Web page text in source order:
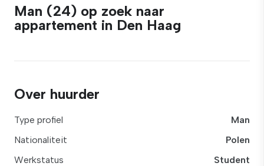
Man (24) op zoek naar
appartement in Den Haag
Over huurder
Type profiel
Man
Nationaliteit
Polen
Werkstatus
Student